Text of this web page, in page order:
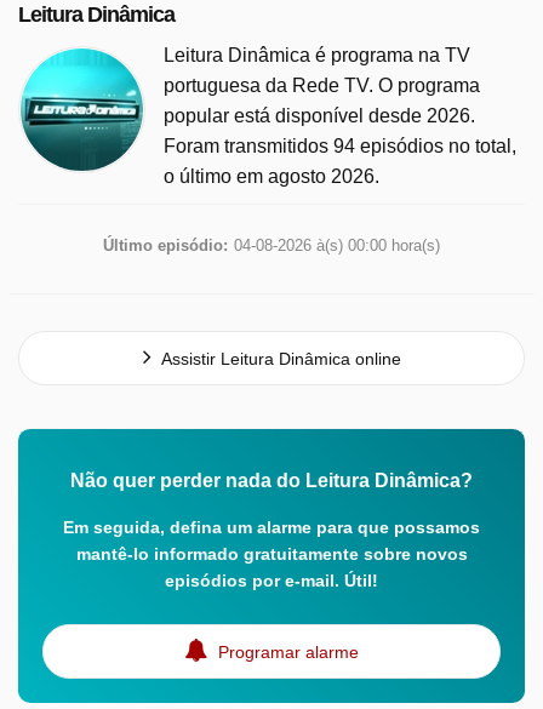
Leitura Dinâmica
Leitura Dinâmica é programa na TV
portuguesa da Rede TV. O programa
popular está disponível desde 2026.
Foram transmitidos 94 episódios no total,
o último em agosto 2026.
Último episódio: 04-08-2026 à(s) 00:00 hora(s)
Assistir Leitura Dinâmica online
Não quer perder nada do Leitura Dinâmica?
Em seguida, defina um alarme para que possamos
mantê-lo informado gratuitamente sobre novos
episódios por e-mail. Útil!
Programar alarme